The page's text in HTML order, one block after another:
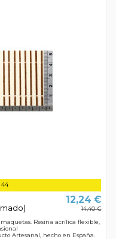
44
12,24 €
14,40 €
Resina acrílica flexible,
Artesanal, hecho en España.